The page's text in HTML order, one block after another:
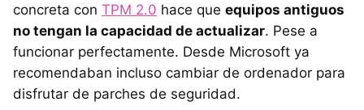
concreta con TPM 2.0 hace que equipos antiguos
no tengan la capacidad de actualizar. Pese a
funcionar perfectamente. Desde Microsoft ya
recomendaban incluso cambiar de ordenador para
disfrutar de parches de seguridad.